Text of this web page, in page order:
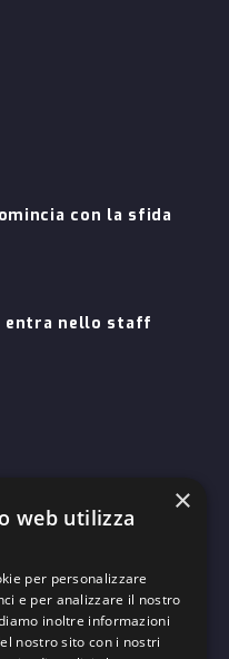
con la sfida
entra nello staff
×
web utilizza
per personalizzare
e per analizzare il nostro
inoltre informazioni
nostro sito con i nostri